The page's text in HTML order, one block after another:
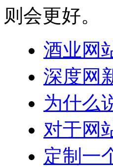
则会更好。
酒业网
深度网
为什么
对于网
定制一